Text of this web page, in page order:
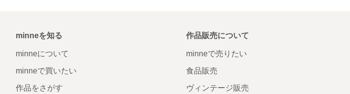
minneを知る
minneについて
minneで買いたい
作品をさがす
作品販売について
minneで売りたい
食品販売
ヴィンテージ販売